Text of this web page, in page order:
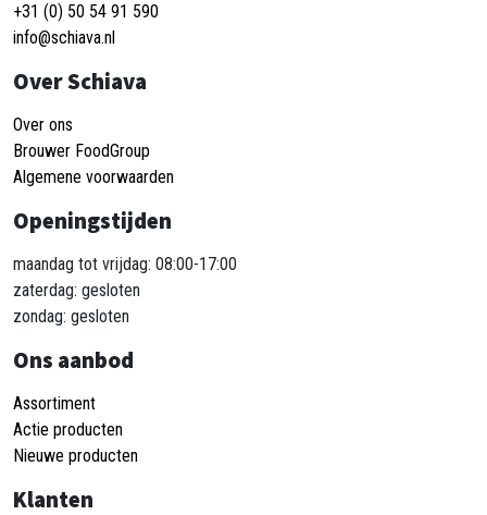
+31 (0) 50 54 91 590
info@schiava.nl
Over Schiava
Over ons
Brouwer FoodGroup
Algemene voorwaarden
Openingstijden
maandag tot vrijdag: 08:00-17:00
zaterdag: gesloten
zondag: gesloten
Ons aanbod
Assortiment
Actie producten
Nieuwe producten
Klanten